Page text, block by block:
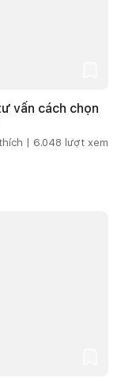
vấn cách chọn
| 6.048 lượt xem